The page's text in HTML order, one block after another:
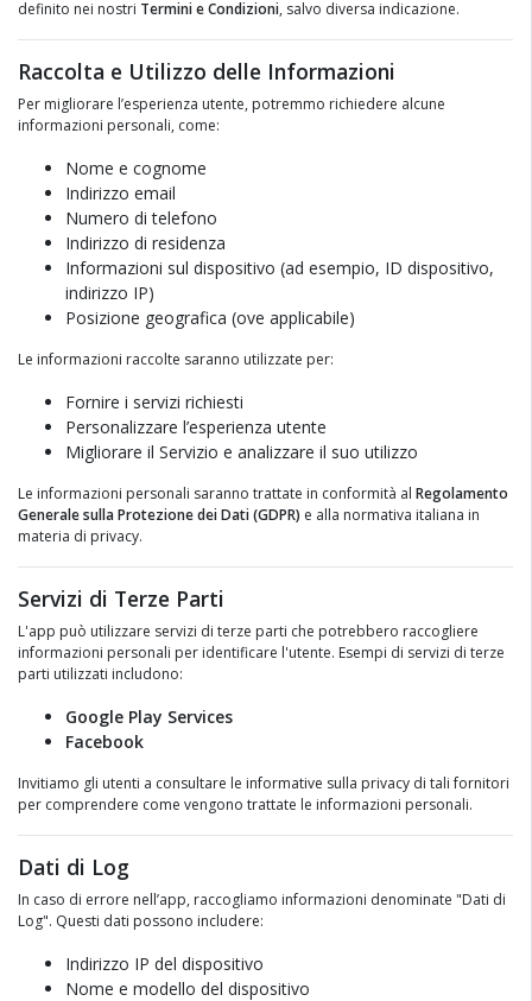
definito nei nostri Termini e Condizioni, salvo diversa indicazione.
Raccolta e Utilizzo delle Informazioni
Per migliorare l’esperienza utente, potremmo richiedere alcune
informazioni personali, come:
Nome e cognome
Indirizzo email
Numero di telefono
Indirizzo di residenza
Informazioni sul dispositivo (ad esempio, ID dispositivo,
indirizzo IP)
Posizione geografica (ove applicabile)
Le informazioni raccolte saranno utilizzate per:
Fornire i servizi richiesti
Personalizzare l’esperienza utente
Migliorare il Servizio e analizzare il suo utilizzo
Le informazioni personali saranno trattate in conformità al Regolamento
Generale sulla Protezione dei Dati (GDPR) e alla normativa italiana in
materia di privacy.
Servizi di Terze Parti
L'app può utilizzare servizi di terze parti che potrebbero raccogliere
informazioni personali per identificare l'utente. Esempi di servizi di terze
parti utilizzati includono:
Google Play Services
Facebook
Invitiamo gli utenti a consultare le informative sulla privacy di tali fornitori
per comprendere come vengono trattate le informazioni personali.
Dati di Log
In caso di errore nell’app, raccogliamo informazioni denominate "Dati di
Log". Questi dati possono includere:
Indirizzo IP del dispositivo
Nome e modello del dispositivo